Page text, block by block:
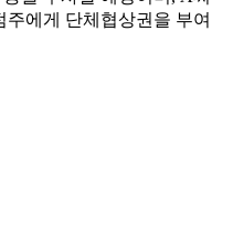
에게 단체협상권을 부여